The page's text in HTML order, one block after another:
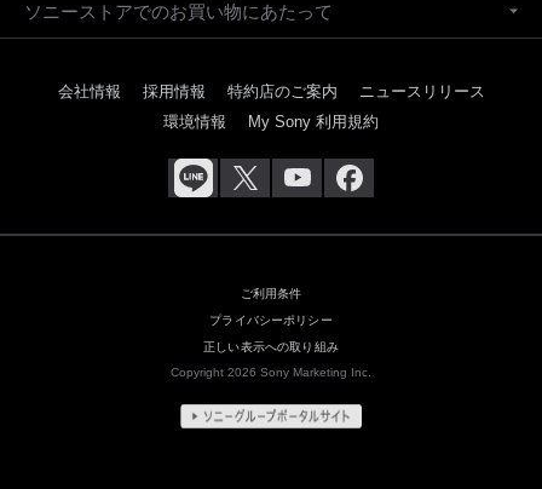
ソニーストアでのお買い物にあたって
会社情報 採用情報 特約店のご案内
ニュースリリース
環境情報
My Sony 利用規約
ご利用条件
プライバシーポリシー
正しい表示への取り組み
Copyright 2026 Sony Marketing Inc.